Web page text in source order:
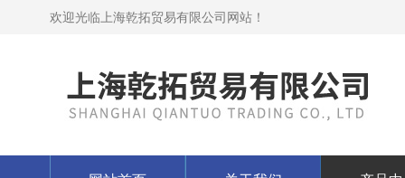
欢迎光临上海乾拓贸易有限公司网站！